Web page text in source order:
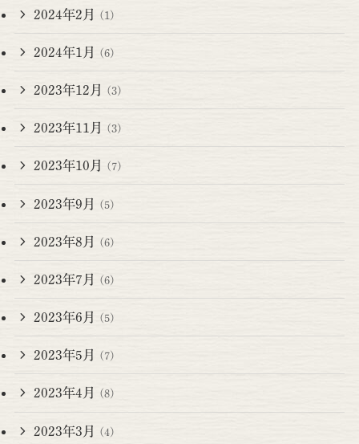
2024年2月 (1)
2024年1月 (6)
2023年12月 (3)
2023年11月 (3)
2023年10月 (7)
2023年9月 (5)
2023年8月 (6)
2023年7月 (6)
2023年6月 (5)
2023年5月 (7)
2023年4月 (8)
2023年3月 (4)